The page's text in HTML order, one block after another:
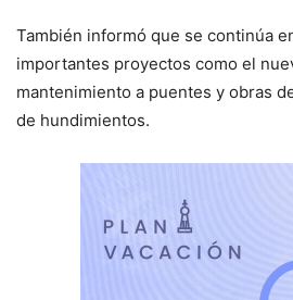
También informó que se continúa
importantes proyectos como el
mantenimiento a puentes y obras
de hundimientos.